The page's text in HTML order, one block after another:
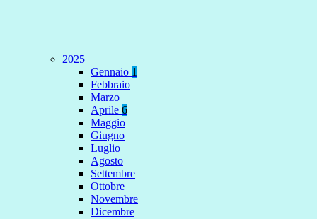
2025
Gennaio 1
Febbraio
Marzo
Aprile 6
Maggio
Giugno
Luglio
Agosto
Settembre
Ottobre
Novembre
Dicembre